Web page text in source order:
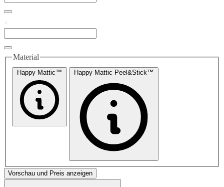
Material
Happy Mattic™ Happy Mattic Peel&Stick™
Vorschau und Preis anzeigen